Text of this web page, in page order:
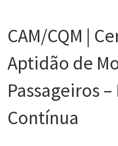
CAM/CQM |
Aptidão de
Passageiros
Contínua